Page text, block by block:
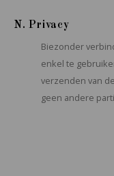
N. Privacy
Biezonder
enkel te
verzenden van
geen andere